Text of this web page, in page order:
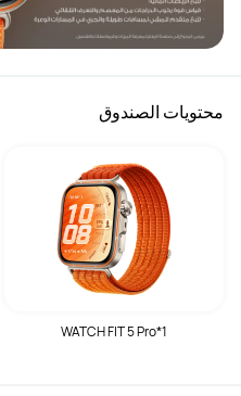
محتويات الصندوق
WATCH FIT 5 Pro*1